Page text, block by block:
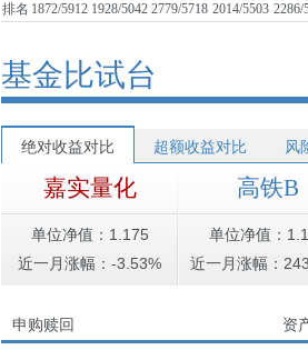
排名 1872/5912 1928/5042 2779/5718 2014/5503 2286/
基金比试台
绝对收益对比 超额收益对比 风
嘉实量化
单位净值：1.175
近一月涨幅：-3.53%
高铁B
单位净值：
近一月涨幅：
申购赎回 资